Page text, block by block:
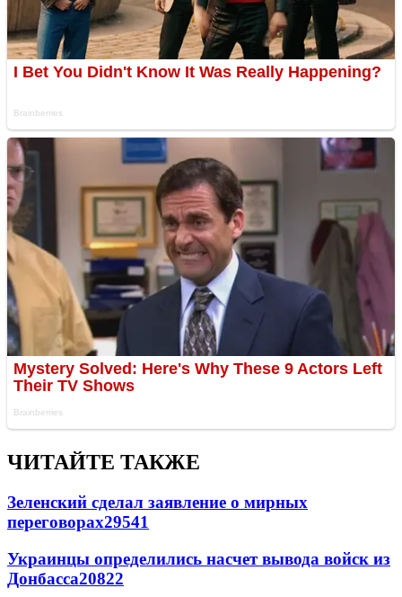
ЧИТАЙТЕ ТАКЖЕ
Зеленский сделал заявление о мирных
переговорах29541
Украинцы определились насчет вывода войск из
Донбасса20822